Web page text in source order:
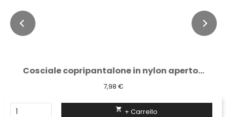
Cosciale copripantalone in nylon aperto...
7,98 €
 + Carrello